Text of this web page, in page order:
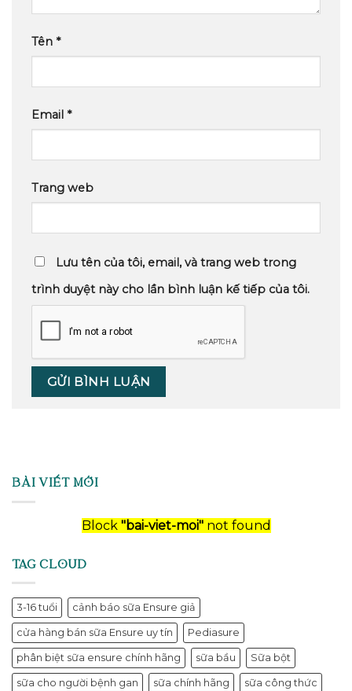
Tên *
Email *
Trang web
Lưu tên của tôi, email, và trang web trong
trình duyệt này cho lần bình luận kế tiếp của tôi.
BÀI VIẾT MỚI
Block "bai-viet-moi"not found
TAG CLOUD
3-16 tuổi cảnh báo sữa Ensure giả
cửa hàng bán sữa Ensure uy tín Pediasure
phân biệt sữa ensure chính hãng sữa bầu Sữa bột
sữa cho người bệnh gan sữa chính hãng sữa công thức